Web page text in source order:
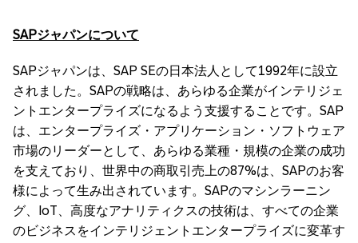
SAPジャパンについて
SAPジャパンは、SAP SEの日本法人として1992年に設立
されました。SAPの戦略は、あらゆる企業がインテリジェ
ントエンタープライズになるよう支援することです。SAP
は、エンタープライズ・アプリケーション・ソフトウェア
市場のリーダーとして、あらゆる業種・規模の企業の成功
を支えており、世界中の商取引売上の87%は、SAPのお客
様によって生み出されています。SAPのマシンラーニン
グ、IoT、高度なアナリティクスの技術は、すべての企業
のビジネスをインテリジェントエンタープライズに変革す